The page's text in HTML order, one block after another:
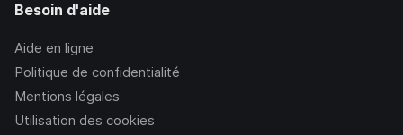
Besoin d'aide
Aide en ligne
Politique de confidentialité
Mentions légales
Utilisation des cookies